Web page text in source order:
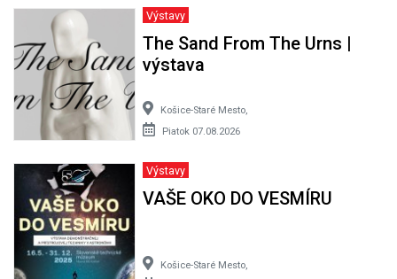
Výstavy
The Sand From The Urns |
výstava
Košice-Staré Mesto,
Piatok 07.08.2026
Výstavy
VAŠE OKO DO VESMÍRU
Košice-Staré Mesto,